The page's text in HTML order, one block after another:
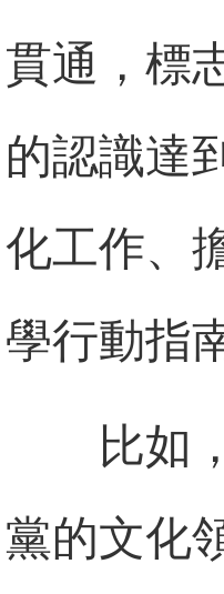
貫通，標
的認識達
化工作、
學行動指
比如
黨的文化